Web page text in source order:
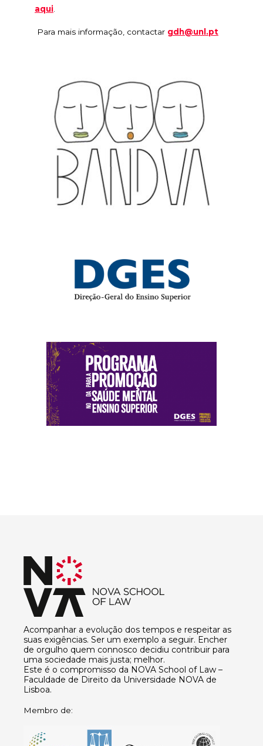
aqui.
Para mais informação, contactar gdh@unl.pt
Acompanhar a evolução dos tempos e respeitar as
suas exigências. Ser um exemplo a seguir. Encher
de orgulho quem connosco decidiu contribuir para
uma sociedade mais justa; melhor.
Este é o compromisso da NOVA School of Law –
Faculdade de Direito da Universidade NOVA de
Lisboa.
Membro de: